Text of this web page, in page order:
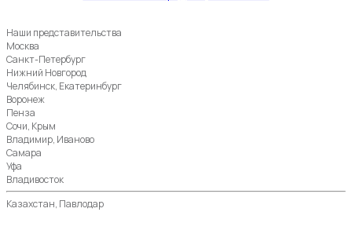
Наши представительства
Москва
Санкт-Петербург
Нижний Новгород
Челябинск, Екатеринбург
Воронеж
Пенза
Сочи, Крым
Владимир, Иваново
Самара
Уфа
Владивосток
Казахстан, Павлодар